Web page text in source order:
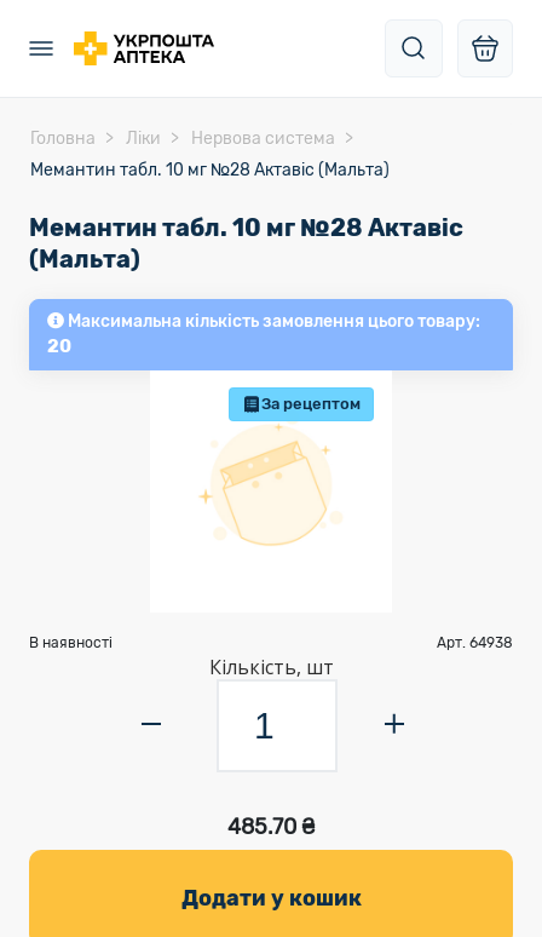
Головна Ліки
Нервова система
Мемантин табл. 10 мг №28 Актавіс (Мальта)
Мемантин табл. 10 мг №28 Актавіс
(Мальта)
Максимальна кількість замовлення цього товару:
20
За рецептом
В наявності Арт. 64938
Кількість, шт
485.70 ₴
Додати у кошик